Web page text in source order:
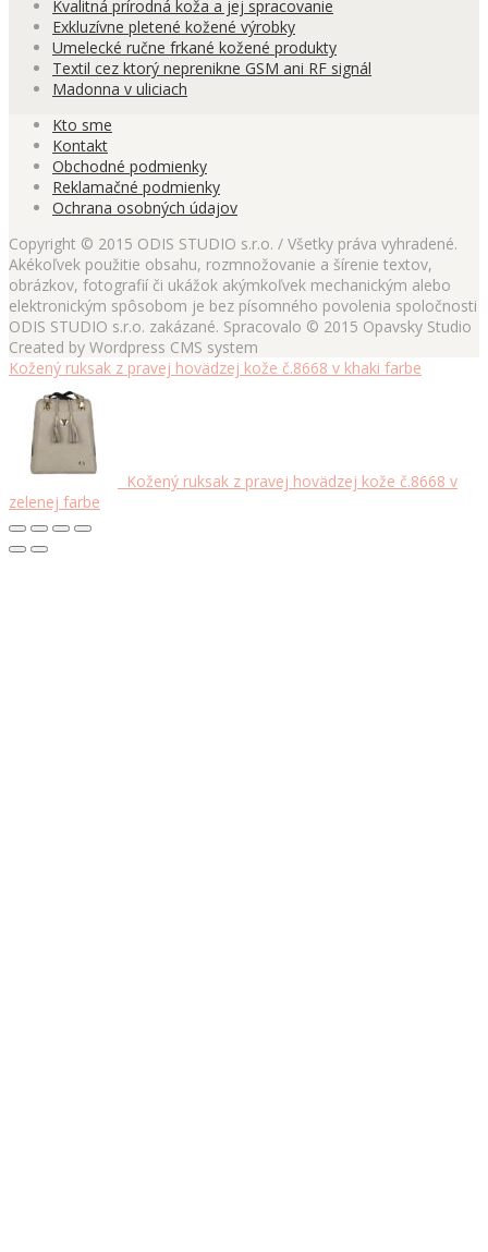
Kvalitná prírodná koža a jej spracovanie
Exkluzívne pletené kožené výrobky
Umelecké ručne frkané kožené produkty
Textil cez ktorý neprenikne GSM ani RF signál
Madonna v uliciach
Kto sme
Kontakt
Obchodné podmienky
Reklamačné podmienky
Ochrana osobných údajov
Copyright © 2015 ODIS STUDIO s.r.o. / Všetky práva vyhradené.
Akékoľvek použitie obsahu, rozmnožovanie a šírenie textov,
obrázkov, fotografií či ukážok akýmkoľvek mechanickým alebo
elektronickým spôsobom je bez písomného povolenia spoločnosti
ODIS STUDIO s.r.o. zakázané. Spracovalo © 2015 Opavsky Studio
Created by Wordpress CMS system
Kožený ruksak z pravej hovädzej kože č.8668 v khaki farbe
Kožený ruksak z pravej hovädzej kože č.8668 v
zelenej farbe